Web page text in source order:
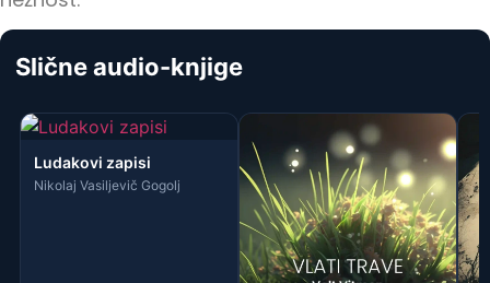
Slične audio-knjige
Ludakovi zapisi
Nikolaj Vasiljevič Gogolj